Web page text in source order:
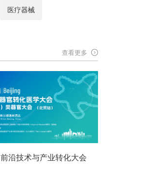
医疗器械
查看更多
沿技术与产业转化大会